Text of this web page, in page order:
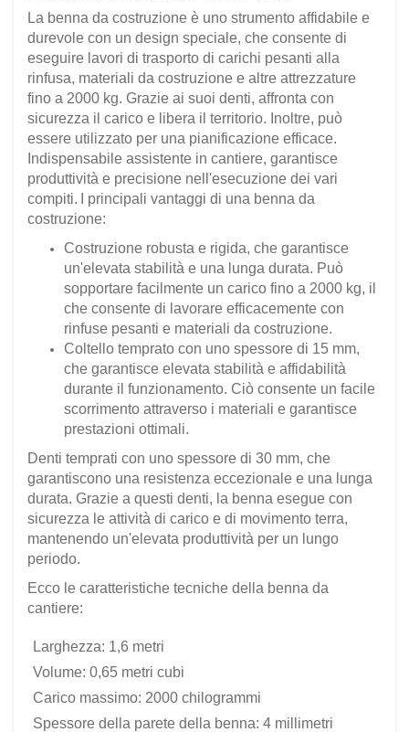
La benna da costruzione è uno strumento affidabile e
durevole con un design speciale, che consente di
eseguire lavori di trasporto di carichi pesanti alla
rinfusa, materiali da costruzione e altre attrezzature
fino a 2000 kg. Grazie ai suoi denti, affronta con
sicurezza il carico e libera il territorio. Inoltre, può
essere utilizzato per una pianificazione efficace.
Indispensabile assistente in cantiere, garantisce
produttività e precisione nell'esecuzione dei vari
compiti.
I principali vantaggi di una benna da
costruzione:
Costruzione robusta e rigida, che garantisce
un'elevata stabilità e una lunga durata. Può
sopportare facilmente un carico fino a 2000 kg, il
che consente di lavorare efficacemente con
rinfuse pesanti e materiali da costruzione.
Coltello temprato con uno spessore di 15 mm,
che garantisce elevata stabilità e affidabilità
durante il funzionamento. Ciò consente un facile
scorrimento attraverso i materiali e garantisce
prestazioni ottimali.
Denti temprati con uno spessore di 30 mm, che
garantiscono una resistenza eccezionale e una lunga
durata. Grazie a questi denti, la benna esegue con
sicurezza le attività di carico e di movimento terra,
mantenendo un'elevata produttività per un lungo
periodo.
Ecco le caratteristiche tecniche della benna da
cantiere:
Larghezza: 1,6 metri
Volume: 0,65 metri cubi
Carico massimo: 2000 chilogrammi
Spessore della parete della benna: 4 millimetri